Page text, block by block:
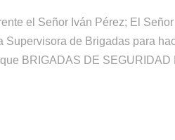
el Señor Iván Pérez; El
de Brigadas para
BRIGADAS DE SEGURIDAD